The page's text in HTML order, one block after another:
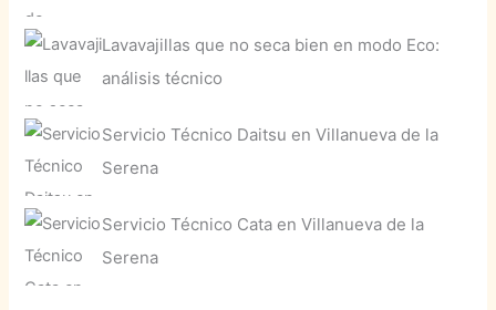
Lavavajillas que no seca bien en modo Eco:
análisis técnico
Servicio Técnico Daitsu en Villanueva de la
Serena
Servicio Técnico Cata en Villanueva de la
Serena